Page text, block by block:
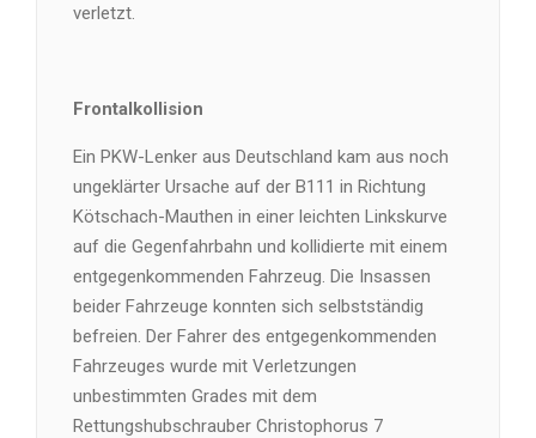
verletzt.
Frontalkollision
Ein PKW-Lenker aus Deutschland kam aus noch
ungeklärter Ursache auf der B111 in Richtung
Kötschach-Mauthen in einer leichten Linkskurve
auf die Gegenfahrbahn und kollidierte mit einem
entgegenkommenden Fahrzeug. Die Insassen
beider Fahrzeuge konnten sich selbstständig
befreien. Der Fahrer des entgegenkommenden
Fahrzeuges wurde mit Verletzungen
unbestimmten Grades mit dem
Rettungshubschrauber Christophorus 7